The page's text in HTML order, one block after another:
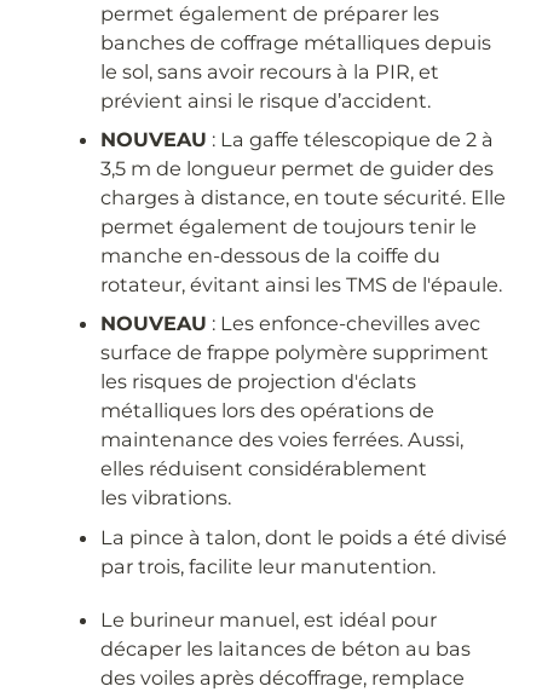
permet également de préparer les
banches de coffrage métalliques depuis
le sol, sans avoir recours à la PIR, et
prévient ainsi le risque d’accident.
NOUVEAU : La gaffe télescopique de 2 à
3,5 m de longueur permet de guider des
charges à distance, en toute sécurité. Elle
permet également de toujours tenir le
manche en-dessous de la coiffe du
rotateur, évitant ainsi les TMS de l'épaule.
NOUVEAU : Les enfonce-chevilles avec
surface de frappe polymère suppriment
les risques de projection d'éclats
métalliques lors des opérations de
maintenance des voies ferrées. Aussi,
elles réduisent considérablement
les vibrations.
La pince à talon, dont le poids a été divisé
par trois, facilite leur manutention.
Le burineur manuel, est idéal pour
décaper les laitances de béton au bas
des voiles après décoffrage, remplace